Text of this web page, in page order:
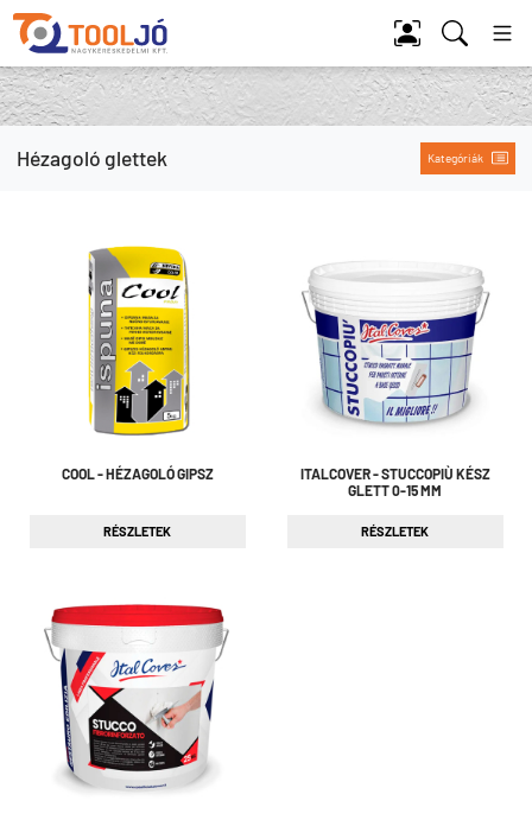
Tool Jó
Hézagoló glettek Kategóriák
COOL - HÉZAGOLÓ GIPSZ
RÉSZLETEK
ITALCOVER - STUCCOPIÙ KÉSZ
GLETT 0-15 MM
RÉSZLETEK